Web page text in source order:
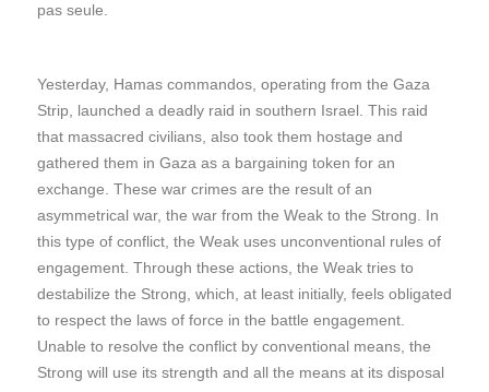
pas seule.
Yesterday, Hamas commandos, operating from the Gaza
Strip, launched a deadly raid in southern Israel. This raid
that massacred civilians, also took them hostage and
gathered them in Gaza as a bargaining token for an
exchange. These war crimes are the result of an
asymmetrical war, the war from the Weak to the Strong. In
this type of conflict, the Weak uses unconventional rules of
engagement. Through these actions, the Weak tries to
destabilize the Strong, which, at least initially, feels obligated
to respect the laws of force in the battle engagement.
Unable to resolve the conflict by conventional means, the
Strong will use its strength and all the means at its disposal